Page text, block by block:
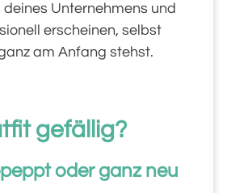
Unternehmens und
erscheinen, selbst
am Anfang stehst.
gefällig?
oder ganz neu